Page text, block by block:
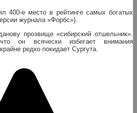
400-е место в рейтинге самых богатых
журнала «Форбс»).
прозвище «сибирский отшельник».
он всячески избегает внимания
редко покидает Сургута.